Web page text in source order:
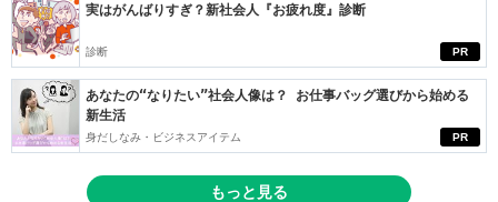
PR
実はがんばりすぎ？新社会人『お疲れ度』診断
診断
PR
あなたの“なりたい”社会人像は？ お仕事バッグ選びから始める
新生活
身だしなみ・ビジネスアイテム
もっと見る